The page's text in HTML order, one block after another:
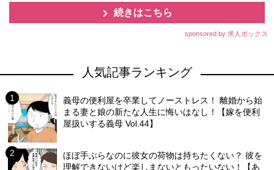
続きはこちら
sponsored by 求人ボックス
人気記事ランキング
義母の便利屋を卒業してノーストレス！ 離婚から始
まる妻と娘の新たな人生に悔いはなし！【嫁を便利
屋扱いする義母 Vol.44】
ほぼ手ぶらなのに彼女の荷物は持ちたくない？ 彼を
理解できないけど楽しまないともったいない！【あ